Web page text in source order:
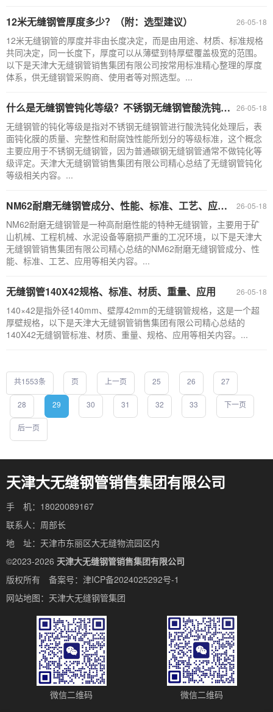
26-05-18
12米无缝钢管厚度多少？（附：选型建议）
12米无缝钢管的厚度并非由长度决定，而是由用途、材质、标准规格
共同决定，同一长度下，厚度可以从薄壁到特厚壁覆盖极宽的范围。
以下是天津大无缝钢管销售集团有限公司按常用标准精心整理的厚度
体系，供无缝钢管采购商、使用者等对照选型。...
26-05-18
什么是无缝钢管钝化等级？不锈钢无缝钢管酸洗钝化等级
无缝钢管的钝化等级是指对不锈钢无缝钢管进行酸洗钝化处理后，表
面钝化膜的质量、完整性和耐腐蚀性能所划分的等级标准，这个概念
主要应用于不锈钢无缝钢管，因为普通碳钢无缝钢管通常不做钝化等
级评定。天津大无缝钢管销售集团有限公司精心总结了无缝钢管钝化
等级相关内容。...
26-05-18
NM62耐磨无缝钢管成分、性能、标准、工艺、应用（附：采购与使用注意事项）
NM62耐磨无缝钢管是一种高耐磨性能的特种无缝钢管，主要用于矿
山机械、工程机械、水泥设备等磨损严重的工况环境，以下是天津大
无缝钢管销售集团有限公司精心总结的NM62耐磨无缝钢管成分、性
能、标准、工艺、应用等相关内容。...
26-05-18
无缝钢管140X42规格、标准、材质、重量、应用
140×42是指外径140mm、壁厚42mm的无缝钢管规格，这是一个超
厚壁规格，以下是天津大无缝钢管销售集团有限公司精心总结的
140X42无缝钢管标准、材质、重量、规格、应用等相关内容。...
共1553条 页 上一页 25 26 27
28 29 30 31 32 33 下一页
后一页
天津大无缝钢管销售集团有限公司
手 机：18020089167
联系人：周部长
地 址：天津市东丽区大无缝物流园区内
©2023-2026 天津大无缝钢管销售集团有限公司
版权所有 备案号： 津ICP备2024025292号-1
网站地图： 天津大无缝钢管集团
微信二维码 微信二维码